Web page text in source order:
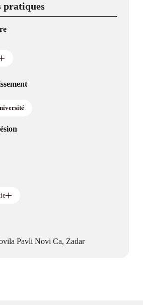
Pavli Novi Ca, Zadar